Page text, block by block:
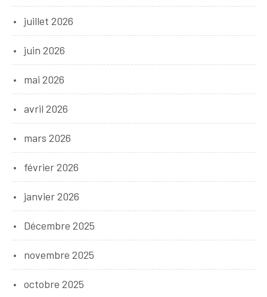
juillet 2026
juin 2026
mai 2026
avril 2026
mars 2026
février 2026
janvier 2026
Décembre 2025
novembre 2025
octobre 2025